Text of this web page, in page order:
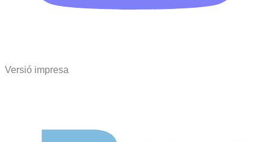
Versió impresa